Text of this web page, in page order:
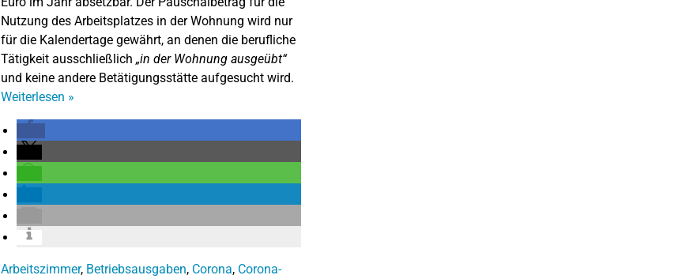
Nutzung des Arbeitsplatzes in der Wohnung wird nur
für die Kalendertage gewährt, an denen die berufliche
Tätigkeit ausschließlich „in der Wohnung ausgeübt“
und keine andere Betätigungsstätte aufgesucht wird.
Weiterlesen »
Arbeitszimmer, Betriebsausgaben, Corona, Corona-